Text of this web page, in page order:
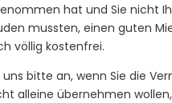
– Kauf
hat und Sie nicht
mussten, einen guten
völlig kostenfrei.
uns bitte an, wenn Sie die
alleine übernehmen